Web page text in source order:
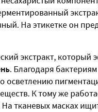
На этикетке он
экстракт,
. Благодаря
осветлению
К тому же
тканевых масках